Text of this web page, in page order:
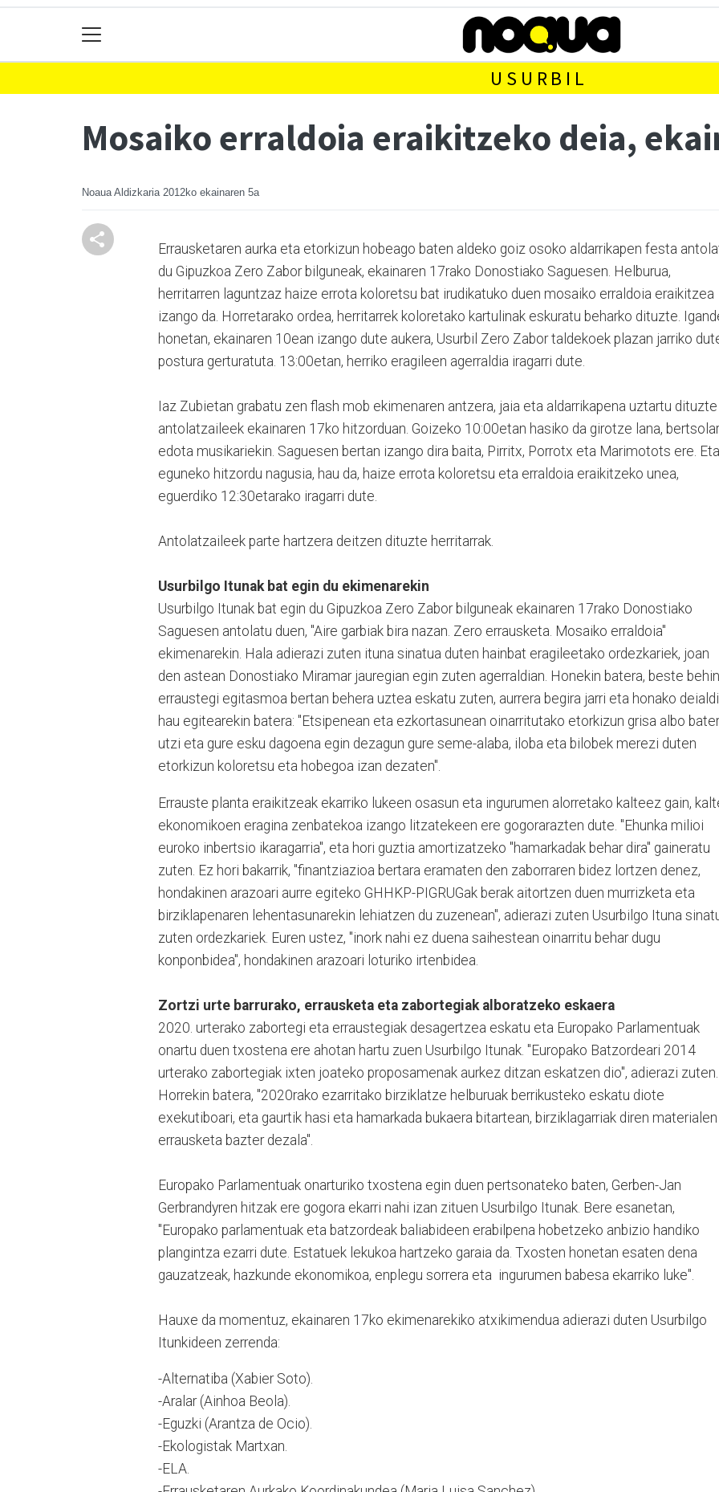
USURBIL
Mosaiko erraldoia eraikitzeko deia,
Noaua Aldizkaria 2012ko ekainaren 5a
Errausketaren aurka eta etorkizun hobeago baten aldeko goiz osoko aldarrikapen festa
du Gipuzkoa Zero Zabor bilguneak, ekainaren 17rako Donostiako Saguesen. Helburua,
herritarren laguntzaz haize errota koloretsu bat irudikatuko duen mosaiko erraldoia eraikitzea
izango da. Horretarako ordea, herritarrek koloretako kartulinak eskuratu beharko dituzte.
honetan, ekainaren 10ean izango dute aukera, Usurbil Zero Zabor taldekoek plazan jarriko
postura gerturatuta. 13:00etan, herriko eragileen agerraldia iragarri dute.
Iaz Zubietan grabatu zen flash mob ekimenaren antzera, jaia eta aldarrikapena uztartu dituzte
antolatzaileek ekainaren 17ko hitzorduan. Goizeko 10:00etan hasiko da girotze lana,
edota musikariekin. Saguesen bertan izango dira baita, Pirritx, Porrotx eta Marimotots ere. Eta
eguneko hitzordu nagusia, hau da, haize errota koloretsu eta erraldoia eraikitzeko unea,
eguerdiko 12:30etarako iragarri dute.
Antolatzaileek parte hartzera deitzen dituzte herritarrak.
Usurbilgo Itunak bat egin du ekimenarekin
Usurbilgo Itunak bat egin du Gipuzkoa Zero Zabor bilguneak ekainaren 17rako Donostiako
Saguesen antolatu duen, "Aire garbiak bira nazan. Zero errausketa. Mosaiko erraldoia"
ekimenarekin. Hala adierazi zuten ituna sinatua duten hainbat eragileetako ordezkariek, joan
den astean Donostiako Miramar jauregian egin zuten agerraldian. Honekin batera, beste behin
erraustegi egitasmoa bertan behera uztea eskatu zuten, aurrera begira jarri eta honako deialdi
hau egitearekin batera: "Etsipenean eta ezkortasunean oinarritutako etorkizun grisa albo
utzi eta gure esku dagoena egin dezagun gure seme-alaba, iloba eta bilobek merezi duten
etorkizun koloretsu eta hobegoa izan dezaten".
Errauste planta eraikitzeak ekarriko lukeen osasun eta ingurumen alorretako kalteez gain,
ekonomikoen eragina zenbatekoa izango litzatekeen ere gogorarazten dute. "Ehunka milioi
euroko inbertsio ikaragarria", eta hori guztia amortizatzeko "hamarkadak behar dira" gaineratu
zuten. Ez hori bakarrik, "finantziazioa bertara eramaten den zaborraren bidez lortzen denez,
hondakinen arazoari aurre egiteko GHHKP-PIGRUGak berak aitortzen duen murrizketa eta
birziklapenaren lehentasunarekin lehiatzen du zuzenean", adierazi zuten Usurbilgo Ituna
zuten ordezkariek. Euren ustez, "inork nahi ez duena saihestean oinarritu behar dugu
konponbidea", hondakinen arazoari loturiko irtenbidea.
Zortzi urte barrurako, errausketa eta zabortegiak alboratzeko eskaera
2020. urterako zabortegi eta erraustegiak desagertzea eskatu eta Europako Parlamentuak
onartu duen txostena ere ahotan hartu zuen Usurbilgo Itunak. "Europako Batzordeari 2014
urterako zabortegiak ixten joateko proposamenak aurkez ditzan eskatzen dio", adierazi zuten.
Horrekin batera, "2020rako ezarritako birziklatze helburuak berrikusteko eskatu diote
exekutiboari, eta gaurtik hasi eta hamarkada bukaera bitartean, birziklagarriak diren materialen
errausketa bazter dezala".
Europako Parlamentuak onarturiko txostena egin duen pertsonateko baten, Gerben-Jan
Gerbrandyren hitzak ere gogora ekarri nahi izan zituen Usurbilgo Itunak. Bere esanetan,
"Europako parlamentuak eta batzordeak baliabideen erabilpena hobetzeko anbizio handiko
plangintza ezarri dute. Estatuek lekukoa hartzeko garaia da. Txosten honetan esaten dena
gauzatzeak, hazkunde ekonomikoa, enplegu sorrera eta ingurumen babesa ekarriko luke".
Hauxe da momentuz, ekainaren 17ko ekimenarekiko atxikimendua adierazi duten Usurbilgo
Itunkideen zerrenda:
-Alternatiba (Xabier Soto).
-Aralar (Ainhoa Beola).
-Eguzki (Arantza de Ocio).
-Ekologistak Martxan.
-ELA.